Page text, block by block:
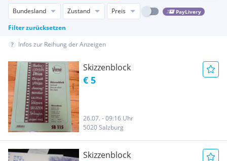
Bundesland Zustand Preis PayLivery
Filter zurücksetzen
Infos zur Reihung der Anzeigen
Skizzenblock
€ 5
26.07. - 09:16 Uhr
5020 Salzburg
Skizzenblock